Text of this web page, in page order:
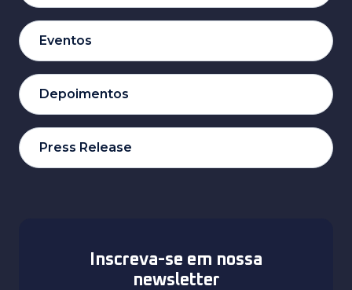
Eventos
Depoimentos
Press Release
Inscreva-se em nossa
newsletter